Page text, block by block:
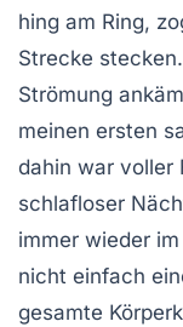
hing am Ring,
Strecke
Strömung
meinen ersten
dahin war voller
schlafloser
immer wieder
nicht einfach
gesamte